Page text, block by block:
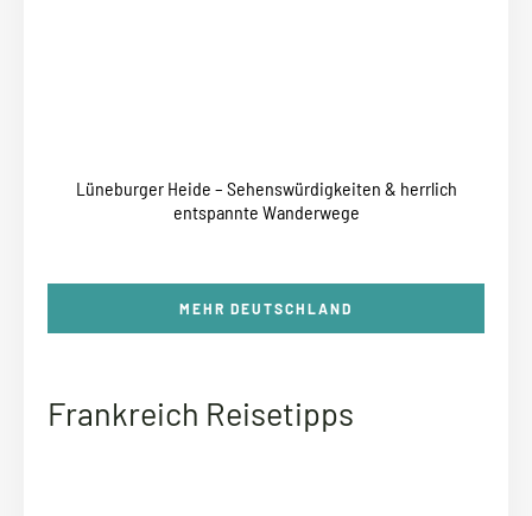
Lüneburger Heide – Sehenswürdigkeiten & herrlich
entspannte Wanderwege
MEHR DEUTSCHLAND
Frankreich Reisetipps